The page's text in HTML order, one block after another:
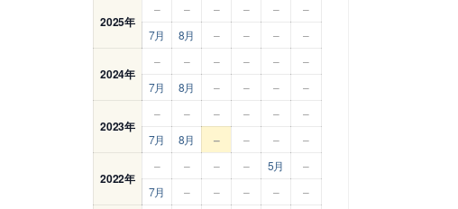
2025年
– – – – –
–
7月
8月 – – – –
2024年
– – – – –
–
7月
8月 – – – –
2023年
– – – – –
–
7月
8月 – – – –
2022年
– – – – 5月
–
7月
– – – – –